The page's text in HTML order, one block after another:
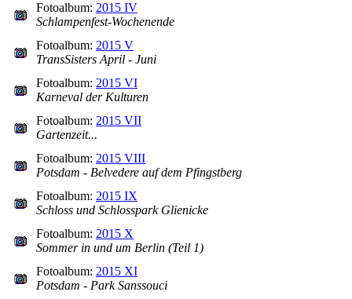
Fotoalbum: 2015 IV
Schlampenfest-Wochenende
Fotoalbum: 2015 V
TransSisters April - Juni
Fotoalbum: 2015 VI
Karneval der Kulturen
Fotoalbum: 2015 VII
Gartenzeit...
Fotoalbum: 2015 VIII
Potsdam - Belvedere auf dem Pfingstberg
Fotoalbum: 2015 IX
Schloss und Schlosspark Glienicke
Fotoalbum: 2015 X
Sommer in und um Berlin (Teil 1)
Fotoalbum: 2015 XI
Potsdam - Park Sanssouci